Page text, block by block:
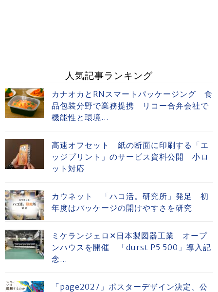
人気記事ランキング
カナオカとRNスマートパッケージング 食
品包装分野で業務提携 リコー合弁会社で
機能性と環境...
高速オフセット 紙の断面に印刷する「エ
ッジプリント」のサービス資料公開 小ロ
ット対応
カウネット 「ハコ活。研究所」発足 初
年度はパッケージの開けやすさを研究
ミケランジェロ✕日本製図器工業 オープ
ンハウスを開催 「durst P5 500」導入記
念...
「page2027」ポスターデザイン決定、公